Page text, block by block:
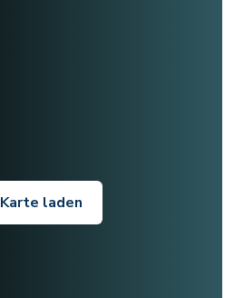
Karte laden